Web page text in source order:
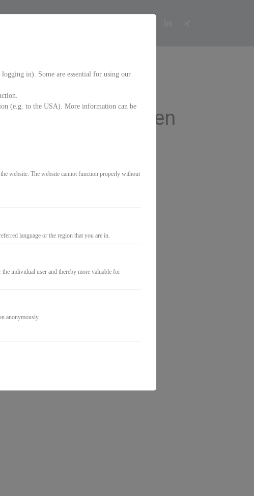
in schwierigen
in). Some are essential for using our
(e.g. to the USA). More information can be
website. The website cannot function properly without
language or the region that you are in.
individual user and thereby more valuable for
anonymously.